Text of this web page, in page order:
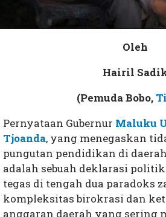
Oleh
Hairil
(Pemuda Bobo,
Pernyataan Gubernur Maluku
Tjoanda, yang menegaskan
pungutan pendidikan di
adalah sebuah deklarasi
tegas di tengah dua paradoks
kompleksitas birokrasi dan
anggaran daerah yang sering